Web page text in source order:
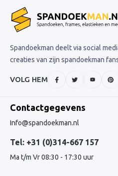
Spandoekman deelt via social
creaties van zijn spandoekman
VOLG HEM
Contactgegevens
Info@spandoekman.nl
Tel: +31 (0)314-667 157
Ma t/m Vr 08:30 - 17:30 uur